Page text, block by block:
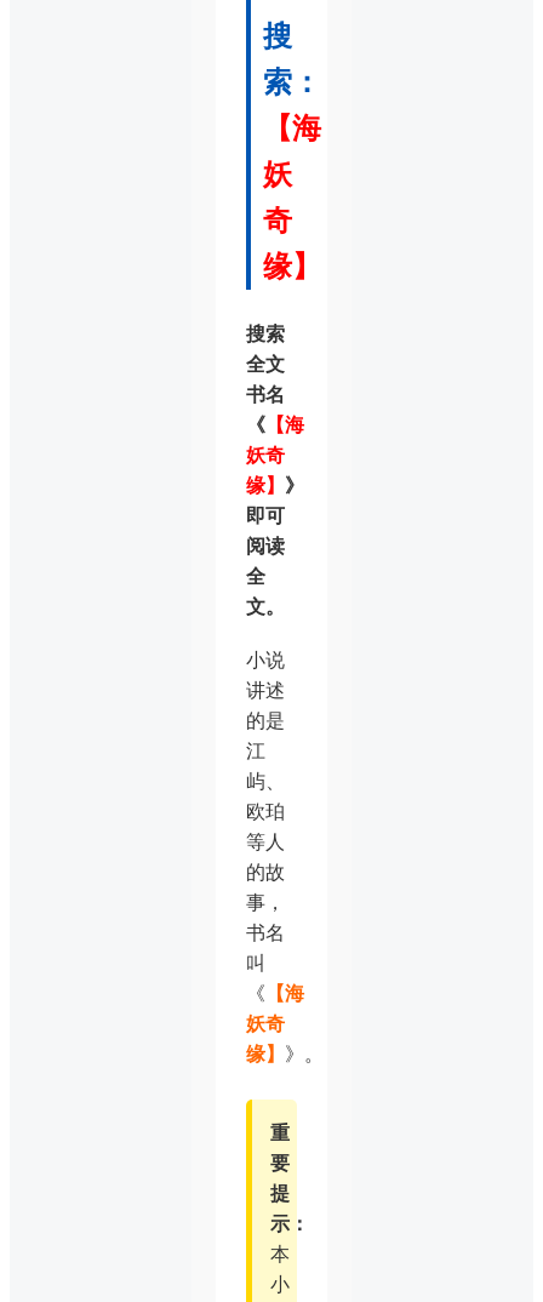
搜
索：
【海
妖
奇
缘】
搜索
全文
书名
《 【海
妖奇
缘】 》
即可
阅读
全
文。
小说
讲述
的是
江
屿、
欧珀
等人
的故
事，
书名
叫
《 【海
妖奇
缘】 》。
重
要
提
示：
本
小